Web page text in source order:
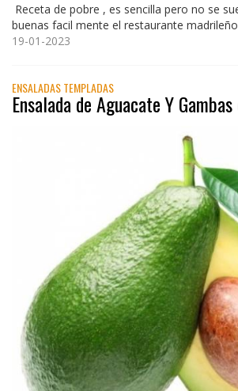
Receta de pobre , es sencilla pero no se
buenas facil mente el restaurante
19-01-2023
ENSALADAS TEMPLADAS
Ensalada de Aguacate Y